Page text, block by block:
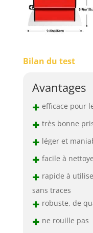
Bilan du test
Avantages
+ efficace pour
+ très bonne
+ léger et
+ facile à
+ rapide à
sans traces
+ robuste, de
+ ne rouille pas